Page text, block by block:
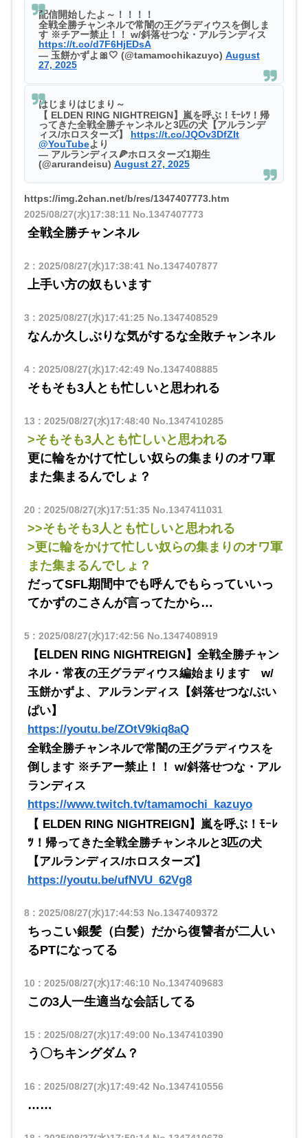
配信開始したよ～！！！！
全戦全勝チャンネルで常闇の王グラディウスを倒しま
す ※チアー禁止！！ w/斜落せつな・アルランディス
https://t.co/d7F6HjEDsA
— 玉餅かずよ🎀🤍 (@tamamochikazuyo) August
27, 2025
はじまりはじまり～
【 ELDEN RING NIGHTREIGN】嵐を呼ぶ！ﾓｰﾚﾂ！帰
ってきた全戦全勝チャンネルと3匹の犬【アルランデ
ィス/ホロスターズ】 https://t.co/JQOv3DfZIt
@YouTubeより
— アルランディス🍕ホロスターズ1期生
(@arurandeisu) August 27, 2025
https://img.2chan.net/b/res/1347407773.htm
2025/08/27(水)17:38:11 No.1347407773
全戦全勝チャンネル
2 : 2025/08/27(水)17:38:41 No.1347407877
上手い方の奴もいます
3 : 2025/08/27(水)17:41:25No.1347408529
なんか久しぶりな気がするな全敗チャンネル
4: 2025/08/27(水)17:42:49No.1347408885
そもそも3人とも忙しいと思われる
13 : 2025/08/27(水)17:48:40 No.1347410285
>そもそも3人とも忙しいと思われる
更に輪をかけて忙しい奴らの集まりのオワ軍
また集まるんでしょ？
20 : 2025/08/27(水)17:51:35No.1347411031
>>そもそも3人とも忙しいと思われる
>更に輪をかけて忙しい奴らの集まりのオワ軍
また集まるんでしょ？
だってSFL期間中でも呼んでもらっていいっ
てかずのこさんが言ってたから…
5: 2025/08/27(水)17:42:56 No.1347408919
【ELDEN RING NIGHTREIGN】全戦全勝チャン
ネル・常夜の王グラディウス編始まります w/
玉餅かずよ、アルランディス【斜落せつな/ぶい
ぱい】
https://youtu.be/ZOtV9kiq8aQ
全戦全勝チャンネルで常闇の王グラディウスを
倒します ※チアー禁止！！ w/斜落せつな・アル
ランディス
https://www.twitch.tv/tamamochi_kazuyo
【 ELDEN RING NIGHTREIGN】嵐を呼ぶ！ﾓｰﾚ
ﾂ！帰ってきた全戦全勝チャンネルと3匹の犬
【アルランディス/ホロスターズ】
https://youtu.be/ufNVU_62Vg8
8: 2025/08/27(水)17:44:53 No.1347409372
ちっこい銀髪（白髪）だから復讐者が二人い
るPTになってる
10 : 2025/08/27(水)17:46:10 No.1347409683
この3人一生適当な会話してる
15: 2025/08/27(水)17:49:00 No.1347410390
う〇ちキングダム？
16 : 2025/08/27(水)17:49:42 No.1347410556
……